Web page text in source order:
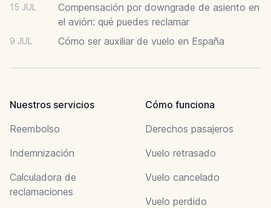
15 JUL
Compensación por downgrade de asiento en
el avión: qué puedes reclamar
9 JUL Cómo ser auxiliar de vuelo en España
Nuestros servicios
Reembolso
Indemnización
Calculadora de
reclamaciones
Cómo funciona
Derechos pasajeros
Vuelo retrasado
Vuelo cancelado
Vuelo perdido